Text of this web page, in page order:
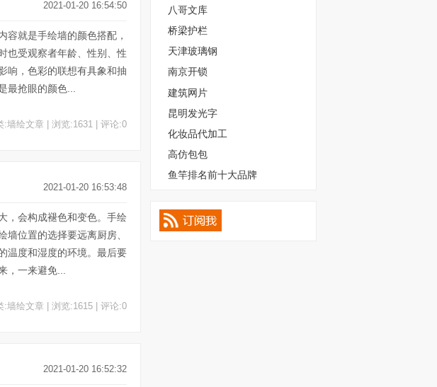
2021-01-20 16:54:50
容就是手绘墙的颜色搭配，
也受观察者年龄、性别、性
响，色彩的联想有具象和抽
抢眼的颜色...
:墙绘文章 | 浏览:1631 | 评论:0
2021-01-20 16:53:48
，会构成褪色和变色。手绘
位置的选择要远离厨房、
温度和湿度的环境。最后要
一来避免...
:墙绘文章 | 浏览:1615 | 评论:0
2021-01-20 16:52:32
八哥文库
桥梁护栏
天津玻璃钢
南京开锁
建筑网片
昆明发光字
化妆品代加工
高仿包包
鱼竿排名前十大品牌